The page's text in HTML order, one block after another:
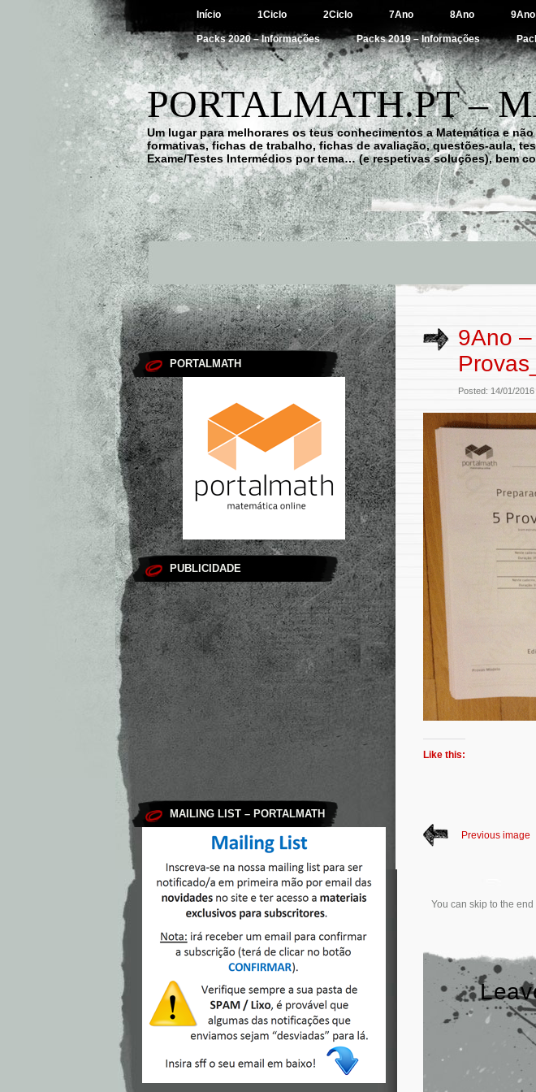
Início 1Ciclo 2Ciclo 7Ano 8Ano 9Ano
Packs 2020 – Informações Packs 2019 – Informações
PORTALMATH.PT –
Um lugar para melhorares os teus conhecimentos a Matemática e
formativas, fichas de trabalho, fichas de avaliação, questões-aula,
Exame/Testes Intermédios por tema… (e respetivas soluções), bem
PORTALMATH
PUBLICIDADE
MAILING LIST – PORTALMATH
9Ano
Posted: 14/01/
Like this:
Previous image
You can skip to the